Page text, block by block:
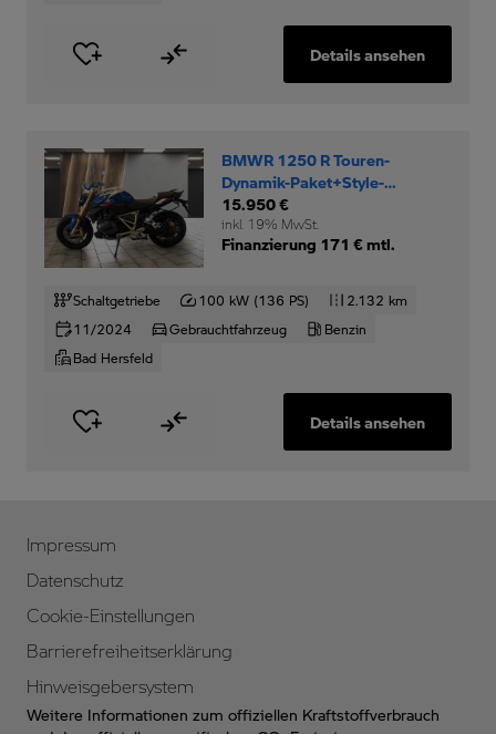
Details ansehen
BMWR 1250 R Touren-
Dynamik-Paket+Style-
Sport+SZH+
15.950 €
inkl. 19% MwSt.
Finanzierung 171 € mtl.
Schaltgetriebe 100 kW (136 PS)
2.132 km
11/2024
Gebrauchtfahrzeug
Benzin
Bad Hersfeld
Details ansehen
Impressum
Datenschutz
Cookie-Einstellungen
Barrierefreiheitserklärung
Hinweisgebersystem
Weitere Informationen zum offiziellen Kraftstoffverbrauch